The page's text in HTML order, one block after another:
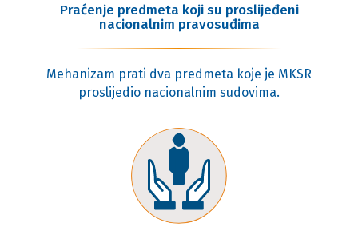
Praćenje predmeta koji su proslijeđeni
nacionalnim pravosuđima
Mehanizam prati dva predmeta koje je MKSR
proslijedio nacionalnim sudovima.